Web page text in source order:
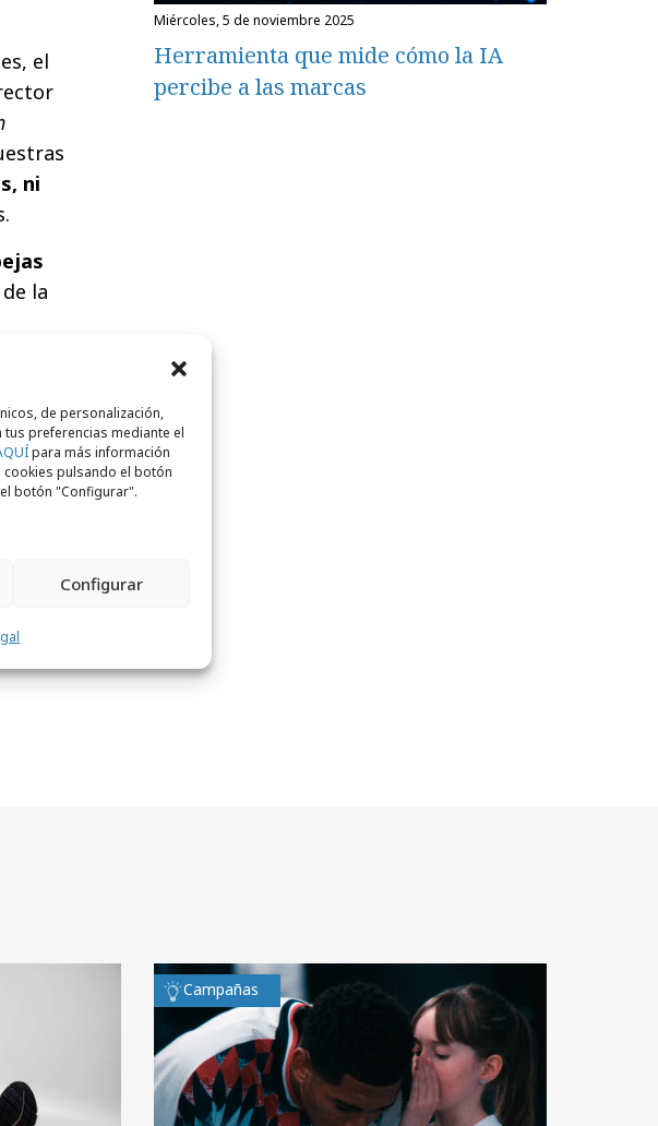
de personalización,
preferencias mediante el
para más información
cookies pulsando el botón
botón "Configurar".
Configurar
el
ni
la
the
para
miércoles, 5 de noviembre 2025
Herramienta que mide cómo la IA
percibe a las marcas
Campañas